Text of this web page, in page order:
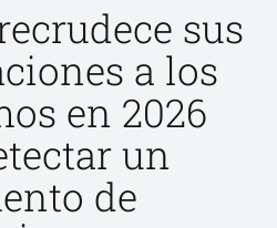
sus
a los
en 2026
un
de